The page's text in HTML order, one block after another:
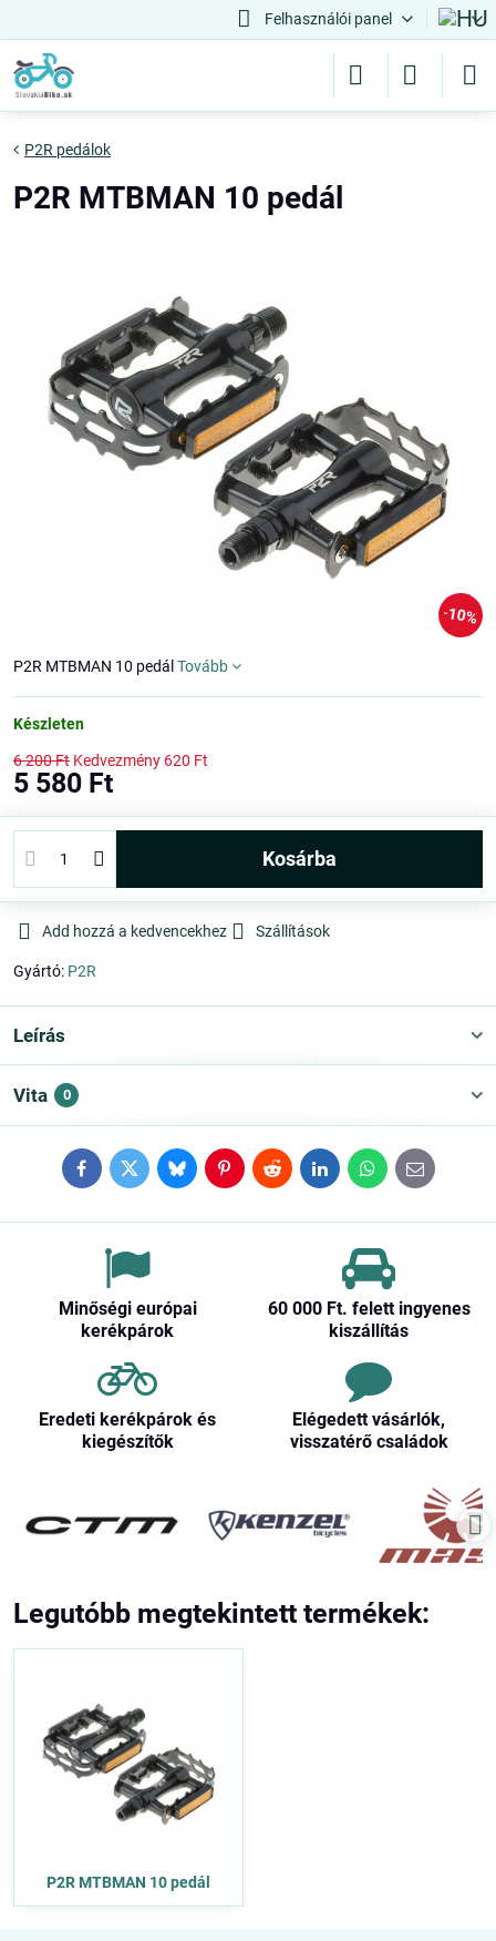
Felhasználói panel
10%
P2R pedálok
P2R MTBMAN 10 pedál
P2R MTBMAN 10 pedál Tovább
Készleten
6 200 Ft Kedvezmény 620 Ft
5 580 Ft
kosárba
Add hozzá a kedvencekhez Szállítások
Gyártó: P2R
Leírás
Vita 0
FacebookTwitterBlueskyPinterestRedditLinkedInWhatsApp
E-
mail
Minőségi európai
kerékpárok
60 000 Ft​. felett ingyenes
kiszállítás
Eredeti kerékpárok és
kiegészítők
Elégedett vásárlók,
visszatérő családok
Legutóbb megtekintett termékek:
P2R MTBMAN 10 pedál